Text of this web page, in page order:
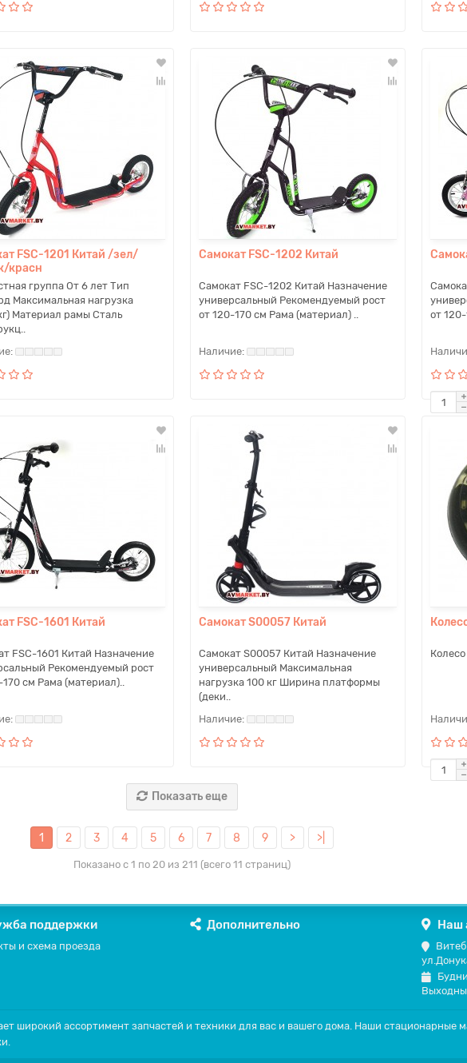
FSC-1201 Китай /зел/
красн
группа От 6 лет Тип
Максимальная нагрузка
Материал рамы Сталь
Самокат FSC-1202 Китай
Самокат FSC-1202 Китай Назначение
универсальный Рекомендуемый рост
от 120-170 см Рама (материал) ..
от
FSC-1601 Китай
FSC-1601 Китай Назначение
Рекомендуемый рост
170 см Рама (материал)..
Самокат S00057 Китай
Самокат S00057 Китай Назначение
универсальный Максимальная
нагрузка 100 кг Ширина платформы
(деки..
Показать еще
1 2 3 4 5 6 7 8 9 > >|
Показано с 1 по 20 из 211 (всего 11 страниц)
поддержки
и схема проезда
Дополнительно Наш
широкий ассортимент запчастей и техники для вас и вашего дома. Наши стационарные